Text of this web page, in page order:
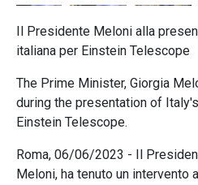
Il Presidente Meloni alla
italiana per Einstein Telescope
The Prime Minister, Giorgia
during the presentation of
Einstein Telescope.
Roma, 06/06/2023 - Il
Meloni, ha tenuto un intervento